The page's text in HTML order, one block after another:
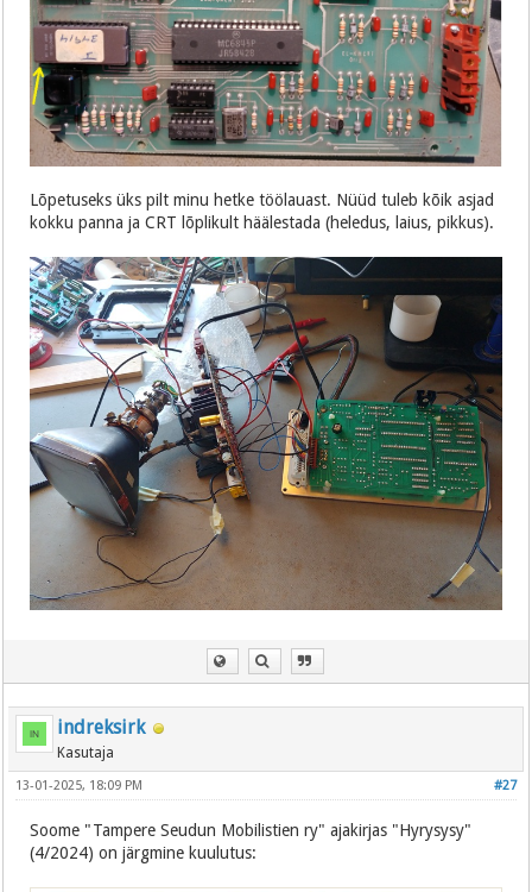
Lõpetuseks üks pilt minu hetke töölauast. Nüüd tuleb kõik asjad
kokku panna ja CRT lõplikult häälestada (heledus, laius, pikkus).
indreksirk
Kasutaja
#27
13-01-2025, 18:09 PM
Soome "Tampere Seudun Mobilistien ry" ajakirjas "Hyrysysy"
(4/2024) on järgmine kuulutus: